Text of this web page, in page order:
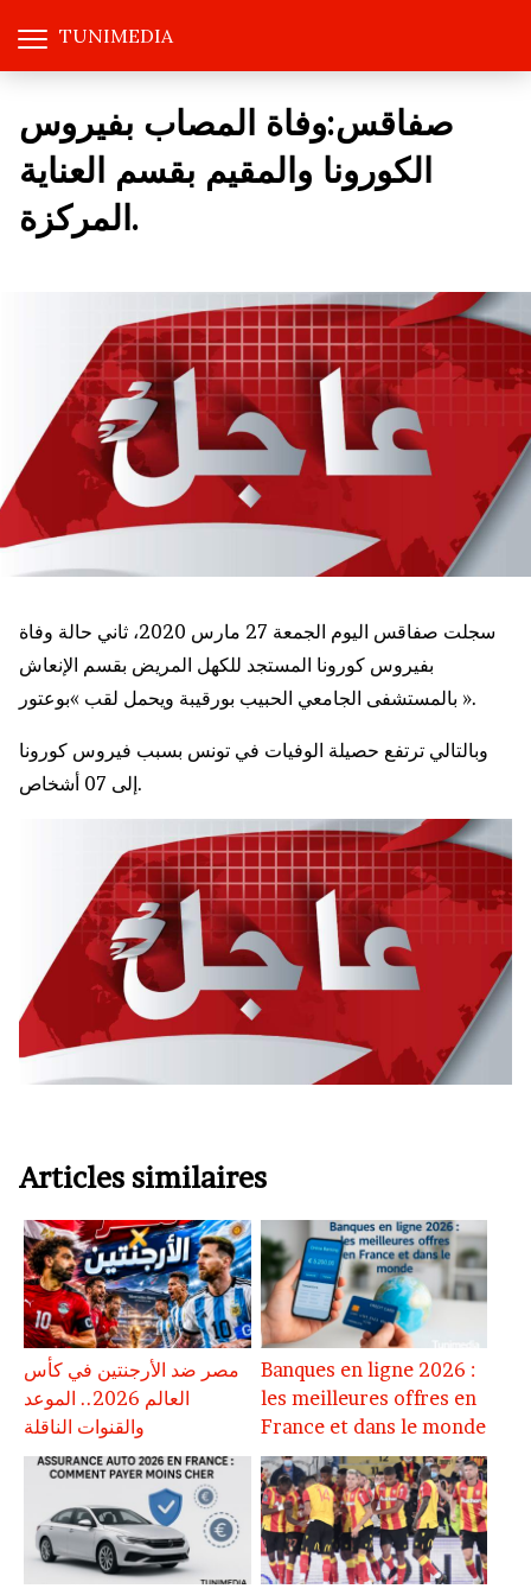
TUNIMEDIA
صفاقس:وفاة المصاب بفيروس
الكورونا والمقيم بقسم العناية
المركزة.
سجلت صفاقس اليوم الجمعة 27 مارس 2020، ثاني حالة وفاة
بفيروس كورونا المستجد للكهل المريض بقسم الإنعاش
بالمستشفى الجامعي الحبيب بورقيبة ويحمل لقب »بوعتور ».
وبالتالي ترتفع حصيلة الوفيات في تونس بسبب فيروس كورونا
إلى 07 أشخاص.
Articles similaires
مصر ضد الأرجنتين في كأس
العالم 2026.. الموعد
والقنوات الناقلة
Banques en ligne 2026 :
les meilleures offres en
France et dans le monde